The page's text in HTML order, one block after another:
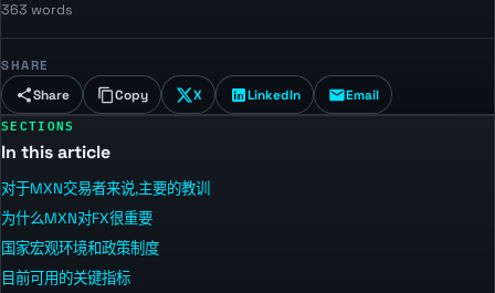
363 words
SHARE
Share Copy X LinkedIn Email
SECTIONS
In this article
对于MXN交易者来说,主要的教训
为什么MXN对FX很重要
国家宏观环境和政策制度
目前可用的关键指标